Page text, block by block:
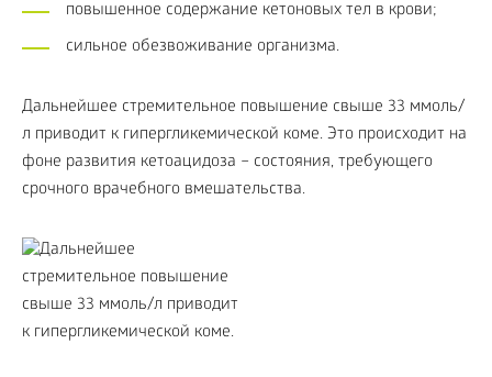
повышенное содержание кетоновых тел в крови;
сильное обезвоживание организма.
Дальнейшее стремительное повышение свыше 33 ммоль/
л приводит к гипергликемической коме. Это происходит на
фоне развития кетоацидоза – состояния, требующего
срочного врачебного вмешательства.